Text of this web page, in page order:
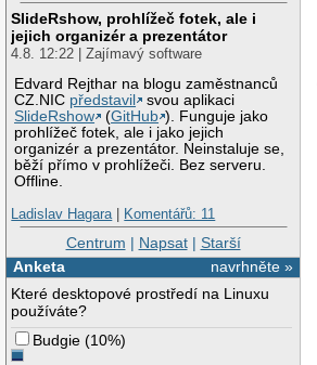
SlideRshow, prohlížeč fotek, ale i
jejich organizér a prezentátor
4.8. 12:22 | Zajímavý software
Edvard Rejthar na blogu zaměstnanců
CZ.NIC představil
svou aplikaci
SlideRshow
(GitHub ). Funguje jako
prohlížeč fotek, ale i jako jejich
organizér a prezentátor. Neinstaluje se,
běží přímo v prohlížeči. Bez serveru.
Offline.
Ladislav Hagara| Komentářů: 11
Centrum | Napsat| Starší
navrhněte »
Anketa
Které desktopové prostředí na Linuxu
používáte?
Budgie (10%)